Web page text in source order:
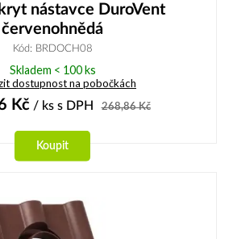
nástavce DuroVent
červenohnědá
Kód: BRDOCH08
Skladem < 100 ks
dostupnost na pobočkách
Kč/ ks s DPH 268,86Kč
Koupit